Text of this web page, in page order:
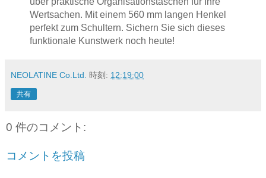
Wertsachen. Mit einem 560 mm langen Henkel
perfekt zum Schultern. Sichern Sie sich dieses
funktionale Kunstwerk noch heute!
NEOLATINE Co.Ltd. 時刻: 12:19:00
共有
0 件のコメント:
コメントを投稿